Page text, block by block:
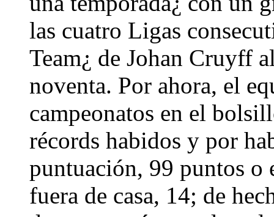
las cuatro Ligas
Team¿ de Johan Cruyff
noventa. Por ahora, el
campeonatos en el
récords habidos y por
puntuación, 99 puntos o
fuera de casa, 14; de